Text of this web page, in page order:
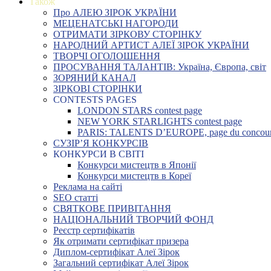
Про АЛЕЮ ЗІРОК УКРАЇНИ
МЕЦЕНАТСЬКІ НАГОРОДИ
ОТРИМАТИ ЗІРКОВУ СТОРІНКУ
НАРОДНИЙ АРТИСТ АЛЕЇ ЗІРОК УКРАЇНИ
ТВОРЧІ ОГОЛОШЕННЯ
ПРОСУВАННЯ ТАЛАНТІВ: Україна, Європа, світ
ЗОРЯНИЙ КАНАЛ
ЗІРКОВІ СТОРІНКИ
CONTESTS PAGES
LONDON STARS contest page
NEW YORK STARLIGHTS contest page
PARIS: TALENTS D’EUROPE, page du
СУЗІР’Я КОНКУРСІВ
КОНКУРСИ В СВІТІ
Конкурси мистецтв в Японії
Конкурси мистецтв в Кореї
Реклама на сайті
SEO статті
СВЯТКОВЕ ПРИВІТАННЯ
НАЦІОНАЛЬНИЙ ТВОРЧИЙ ФОНД
Реєстр сертифікатів
Як отримати сертифікат призера
Диплом-сертифікат Алеї Зірок
Загальний сертифікат Алеї Зірок